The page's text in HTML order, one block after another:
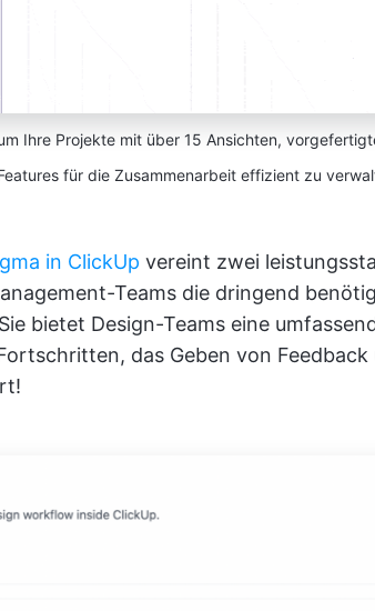
Ihre Projekte mit über 15 Ansichten,
für die Zusammenarbeit effizient zu
in ClickUp vereint zwei
Teams die dringend
bietet Design-Teams eine
das Geben von